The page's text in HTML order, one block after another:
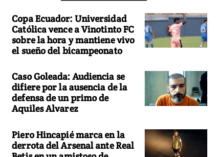
Copa Ecuador: Universidad
Católica vence a Vinotinto FC
sobre la hora y mantiene vivo
el sueño del bicampeonato
Caso Goleada: Audiencia se
difiere por la ausencia de la
defensa de un primo de
Aquiles Alvarez
Piero Hincapié marca en la
derrota del Arsenal ante Real